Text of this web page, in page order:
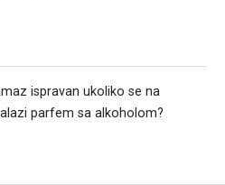
ispravan ukoliko se na
parfem sa alkoholom?